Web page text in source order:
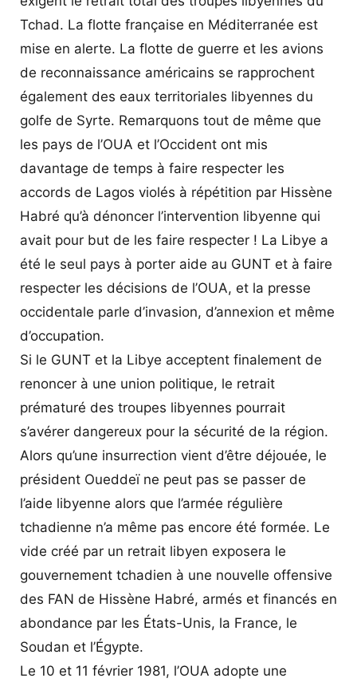
Tchad. La flotte française en Méditerranée est
mise en alerte. La flotte de guerre et les avions
de reconnaissance américains se rapprochent
également des eaux territoriales libyennes du
golfe de Syrte. Remarquons tout de même que
les pays de l’OUA et l’Occident ont mis
davantage de temps à faire respecter les
accords de Lagos violés à répétition par Hissène
Habré qu’à dénoncer l’intervention libyenne qui
avait pour but de les faire respecter ! La Libye a
été le seul pays à porter aide au GUNT et à faire
respecter les décisions de l’OUA, et la presse
occidentale parle d’invasion, d’annexion et même
d’occupation.
Si le GUNT et la Libye acceptent finalement de
renoncer à une union politique, le retrait
prématuré des troupes libyennes pourrait
s’avérer dangereux pour la sécurité de la région.
Alors qu’une insurrection vient d’être déjouée, le
président Oueddeï ne peut pas se passer de
l’aide libyenne alors que l’armée régulière
tchadienne n’a même pas encore été formée. Le
vide créé par un retrait libyen exposera le
gouvernement tchadien à une nouvelle offensive
des FAN de Hissène Habré, armés et financés en
abondance par les États-Unis, la France, le
Soudan et l’Égypte.
Le 10 et 11 février 1981, l’OUA adopte une